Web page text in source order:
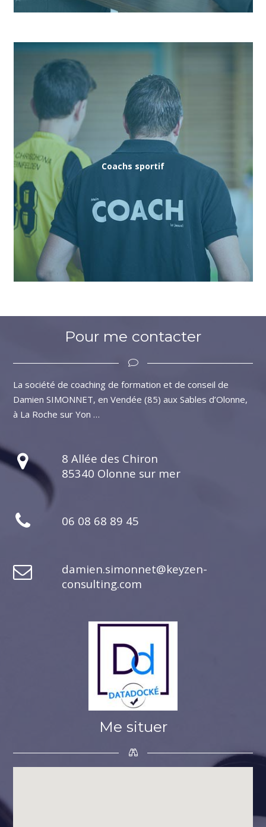
Coachs sportif
Pour me contacter
La société de coaching de formation et de conseil de
Damien SIMONNET, en Vendée (85) aux Sables d’Olonne,
à La Roche sur Yon …
8 Allée des Chiron
85340 Olonne sur mer
06 08 68 89 45
damien.simonnet@keyzen-
consulting.com
Me situer